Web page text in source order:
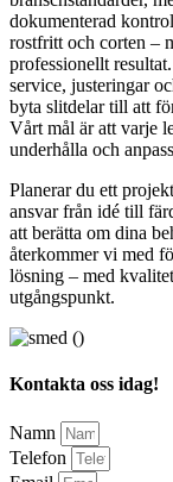
dokumenterad
rostfritt och corten –
professionellt
service, justeringar
byta slitdelar till att
Vårt mål är att varje
underhålla och
Planerar du ett
ansvar från idé till
att berätta om dina
återkommer vi med
lösning – med
utgångspunkt.
Kontakta oss idag!
Namn
Telefon